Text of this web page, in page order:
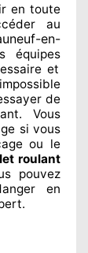
en toute
au
en-
équipes
et
de
Vous
si vous
ou le
roulant
pouvez
en
.